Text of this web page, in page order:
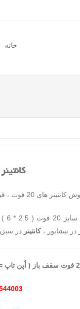
TO CONTENTخانه
کانتینر 20 فوت
در نیشابور ،کانتینر در
– 0913